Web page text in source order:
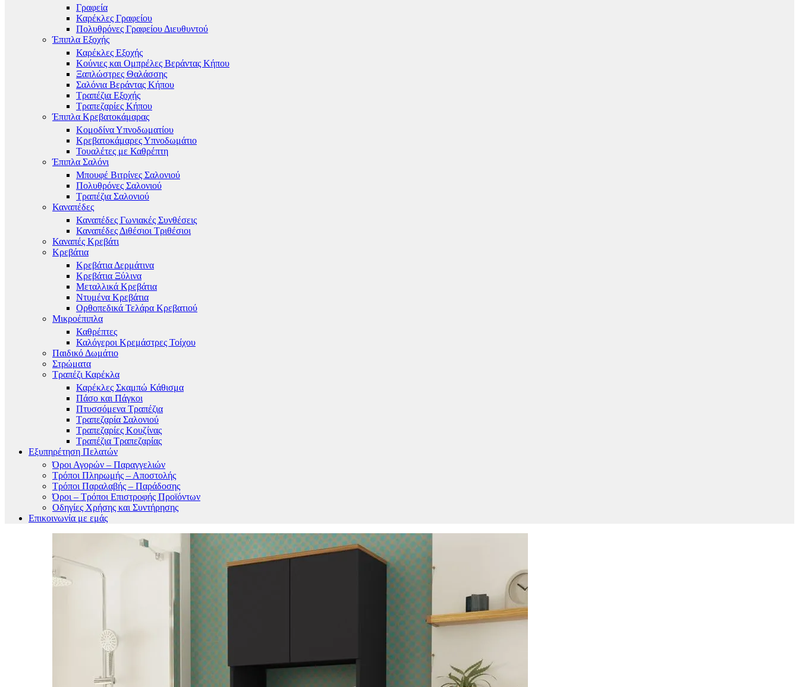
Γραφεία
Καρέκλες Γραφείου
Πολυθρόνες Γραφείου Διευθυντού
Έπιπλα Εξοχής
Καρέκλες Εξοχής
Κούνιες και Ομπρέλες Βεράντας Κήπου
Ξαπλώστρες Θαλάσσης
Σαλόνια Βεράντας Κήπου
Τραπέζια Εξοχής
Τραπεζαρίες Κήπου
Έπιπλα Κρεβατοκάμαρας
Κομοδίνα Υπνοδωματίου
Κρεβατοκάμαρες Υπνοδωμάτιο
Τουαλέτες με Καθρέπτη
Έπιπλα Σαλόνι
Μπουφέ Βιτρίνες Σαλονιού
Πολυθρόνες Σαλονιού
Τραπέζια Σαλονιού
Καναπέδες
Καναπέδες Γωνιακές Συνθέσεις
Καναπέδες Διθέσιοι Τριθέσιοι
Καναπές Κρεβάτι
Κρεβάτια
Κρεβάτια Δερμάτινα
Κρεβάτια Ξύλινα
Μεταλλικά Κρεβάτια
Ντυμένα Κρεβάτια
Ορθοπεδικά Τελάρα Κρεβατιού
Μικροέπιπλα
Καθρέπτες
Καλόγεροι Κρεμάστρες Τοίχου
Παιδικό Δωμάτιο
Στρώματα
Τραπέζι Καρέκλα
Καρέκλες Σκαμπώ Κάθισμα
Πάσο και Πάγκοι
Πτυσσόμενα Τραπέζια
Τραπεζαρία Σαλονιού
Τραπεζαρίες Κουζίνας
Τραπέζια Τραπεζαρίας
Εξυπηρέτηση Πελατών
Όροι Αγορών – Παραγγελιών
Τρόποι Πληρωμής – Αποστολής
Τρόποι Παραλαβής – Παράδοσης
Όροι – Τρόποι Επιστροφής Προϊόντων
Οδηγίες Χρήσης και Συντήρησης
Επικοινωνία με εμάς